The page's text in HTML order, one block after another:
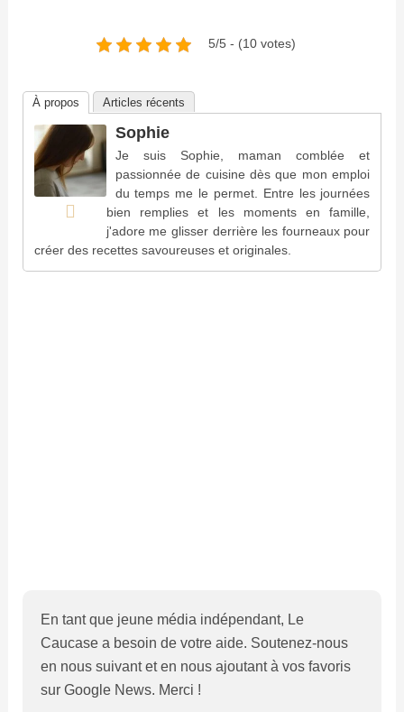
5/5 - (10 votes)
À propos Articles récents
Sophie
Je suis Sophie, maman comblée et
passionnée de cuisine dès que mon emploi
du temps me le permet. Entre les journées
bien remplies et les moments en famille,
j'adore me glisser derrière les fourneaux pour
créer des recettes savoureuses et originales.
En tant que jeune média indépendant, Le
Caucase a besoin de votre aide. Soutenez-nous
en nous suivant et en nous ajoutant à vos favoris
sur Google News. Merci !